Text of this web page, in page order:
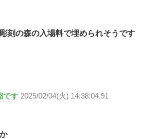
刻の森の入場料で埋められそうです
です 2025/02/04(火) 14:38:04.91